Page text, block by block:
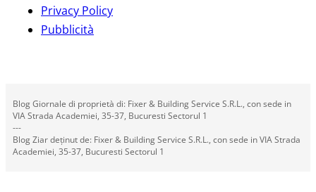
Privacy Policy
Pubblicità
Blog Giornale di proprietà di: Fixer & Building Service S.R.L., con sede in
VIA Strada Academiei, 35-37, Bucuresti Sectorul 1
---
Blog Ziar deținut de: Fixer & Building Service S.R.L., con sede in VIA Strada
Academiei, 35-37, Bucuresti Sectorul 1